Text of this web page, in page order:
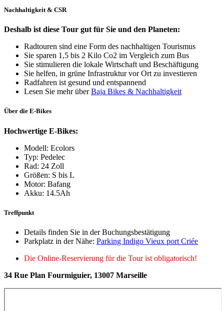
Nachhaltigkeit & CSR
Deshalb ist diese Tour gut für Sie und den Planeten:
Radtouren sind eine Form des nachhaltigen Tourismus
Sie sparen 1,5 bis 2 Kilo Co2 im Vergleich zum Bus
Sie stimulieren die lokale Wirtschaft und Beschäftigung
Sie helfen, in grüne Infrastruktur vor Ort zu investieren
Radfahren ist gesund und entspannend
Lesen Sie mehr überBaja Bikes & Nachhaltigkeit
Über die E-Bikes
Hochwertige E-Bikes:
Modell: Ecolors
Typ: Pedelec
Rad: 24 Zoll
Größen: S bis L
Motor: Bafang
Akku: 14.5Ah
Treffpunkt
Details finden Sie in der Buchungsbestätigung
Parkplatz in der Nähe: Parking Indigo Vieux port Criée
Die Online-Reservierung für die Tour ist obligatorisch!
34 Rue Plan Fourmiguier, 13007 Marseille